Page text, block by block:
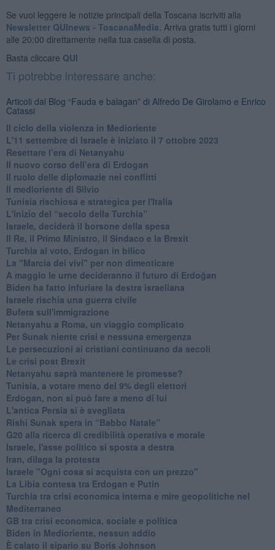
Se vuoi leggere le notizie principali della Toscana iscriviti alla
Newsletter QUInews - ToscanaMedia. Arriva gratis tutti i giorni
alle 20:00 direttamente nella tua casella di posta.
Basta cliccare QUI
Ti potrebbe interessare anche:
Articoli dal Blog “Fauda e balagan” di Alfredo De Girolamo e Enrico
Catassi
Il ciclo della violenza in Medioriente
L'11 settembre di Israele è iniziato il 7 ottobre 2023
Resettare l’era di Netanyahu
​Il nuovo corso dell’era di Erdogan
Il ruolo delle diplomazie nei conflitti
Il medioriente di Silvio
Tunisia rischiosa e strategica per l'Italia
L'inizio del “secolo della Turchia”
Israele, deciderà il borsone della spesa
Il Re, il Primo Ministro, il Sindaco e la Brexit
Turchia al voto, Erdogan in bilico
La "Marcia dei vivi" per non dimenticare
A maggio le urne decideranno il futuro di Erdoğan
Biden ha fatto infuriare la destra israeliana
Israele rischia una guerra civile
Bufera sull'immigrazione
Netanyahu a Roma, un viaggio complicato
Per Sunak niente crisi e nessuna emergenza
Le persecuzioni ai cristiani continuano da secoli
Le crisi post Brexit
Netanyahu saprà mantenere le promesse?
Tunisia, a votare meno del 9% degli elettori
Erdogan, non si può fare a meno di lui
L'antica Persia si è svegliata
Rishi Sunak spera in “Babbo Natale”
G20 alla ricerca di credibilità operativa e morale
Israele, l'asse politico si sposta a destra
Iran, dilaga la protesta
Israele "Ogni cosa si acquista con un prezzo"
La Libia contesa tra Erdogan e Putin
Turchia tra crisi economica interna e mire geopolitiche nel
Mediterraneo
GB tra crisi economica, sociale e politica
Biden in Medioriente, nessun addio
È calato il sipario su Boris Johnson